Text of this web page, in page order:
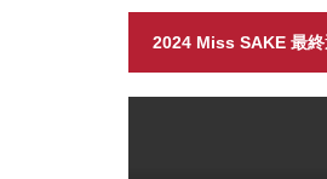
2024 Miss SAKE 最
ト